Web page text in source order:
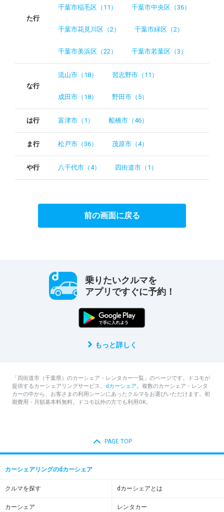
た行
千葉市稲毛区（11） 千葉市中央区（36）
千葉市花見川区（2） 千葉市緑区（2）
千葉市美浜区（22） 千葉市若葉区（3）
な行
流山市（18） 習志野市（11）
成田市（18） 野田市（5）
は行 富津市（1） 船橋市（46）
ま行 松戸市（36） 茂原市（4）
や行 八千代市（4） 四街道市（1）
前の画面に戻る
乗りたいクルマを
アプリですぐに予約！
もっと詳しく
「四街道市（千葉県）のカーシェア・レンタカー一覧」のページです。ドコモが
提供するカーシェアリングサービス、 dカーシェア。複数のカーシェア・レンタ
カーの中から、お客さまの利用シーンにあったクルマをお選びいただけます。初
期費用・月額基本料無料。ドコモ以外の方でも利用OK。
PAGE TOP
カーシェアリングのdカーシェア
クルマを探す dカーシェアとは
カーシェア レンタカー